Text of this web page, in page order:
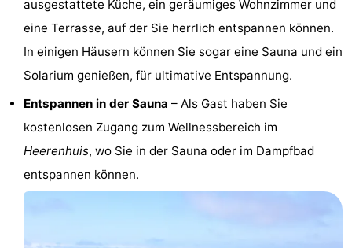
Sehen
tun
Museen
-
Denkmäler
Kirchen
Aussichtspunkte
Attraktionen
ausgestattete Küche, ein geräumiges Wohnzimmer und
eine Terrasse, auf der Sie herrlich entspannen können.
In einigen Häusern können Sie sogar eine Sauna und ein
Solarium genießen, für ultimative Entspannung.
Entspannen in der Sauna – Als Gast haben Sie
kostenlosen Zugang zum Wellnessbereich im
Heerenhuis, wo Sie in der Sauna oder im Dampfbad
entspannen können.